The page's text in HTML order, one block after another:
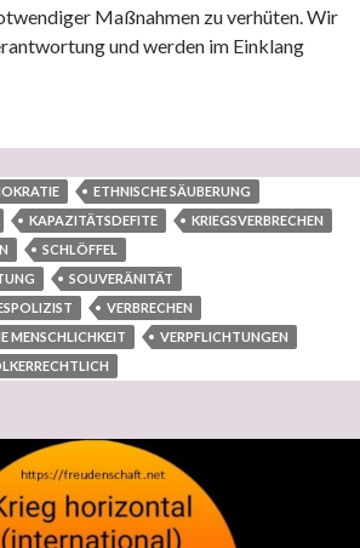
Maßnahmen zu verhüten. Wir
und werden im Einklang
klar
ETHNISCHE SÄUBERUNG
KAPAZITÄTSDEFITE
KRIEGSVERBRECHEN
SCHLÖFFEL
SOUVERÄNITÄT
VERBRECHEN
MENSCHLICHKEIT
VERPFLICHTUNGEN